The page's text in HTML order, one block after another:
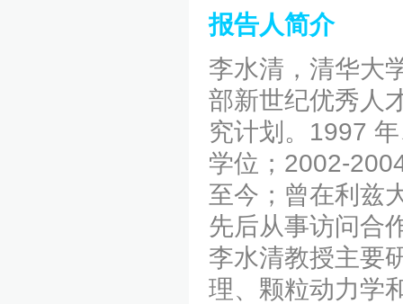
报告人简介
李水清，清华大
部新世纪优秀人
究计划。1997
学位；2002-
至今；曾在利兹
先后从事访问合
李水清教授主要
理、颗粒动力学